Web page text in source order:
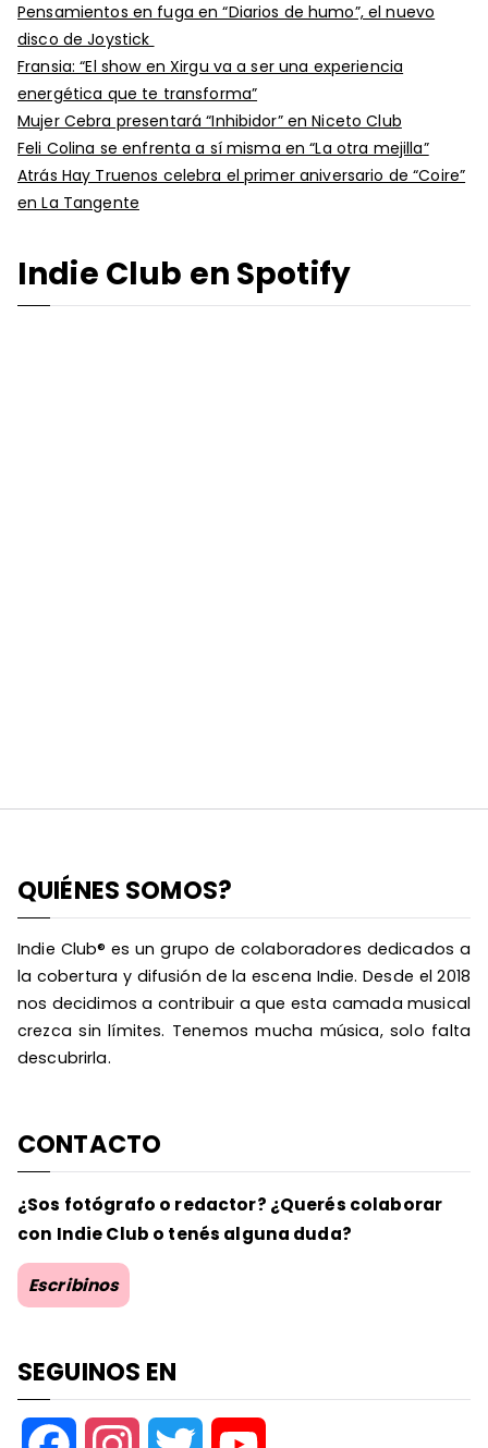
Pensamientos en fuga en “Diarios de humo”, el nuevo
disco de Joystick
Fransia: “El show en Xirgu va a ser una experiencia
energética que te transforma”
Mujer Cebra presentará “Inhibidor” en Niceto Club
Feli Colina se enfrenta a sí misma en “La otra mejilla”
Atrás Hay Truenos celebra el primer aniversario de “Coire”
en La Tangente
Indie Club en Spotify
QUIÉNES SOMOS?
Indie Club® es un grupo de colaboradores dedicados a
la cobertura y difusión de la escena Indie. Desde el 2018
nos decidimos a contribuir a que esta camada musical
crezca sin límites. Tenemos mucha música, solo falta
descubrirla.
CONTACTO
¿Sos fotógrafo o redactor? ¿Querés colaborar
con Indie Club o tenés alguna duda?
Escribinos
SEGUINOS EN